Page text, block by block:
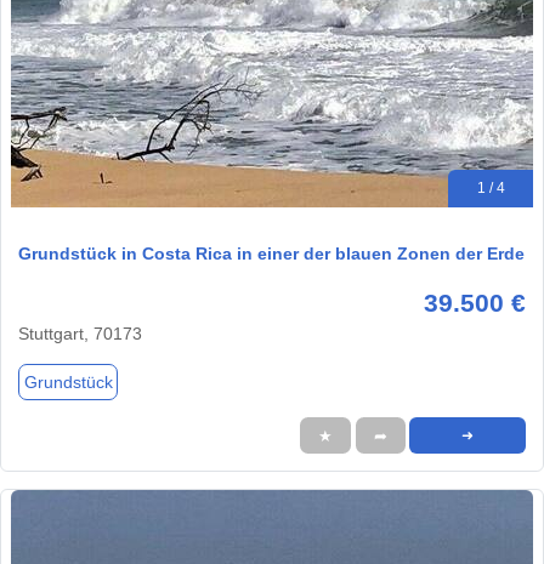
1 / 4
Grundstück in Costa Rica in einer der blauen Zonen der Erde
39.500 €
Stuttgart, 70173
Grundstück
★ ➦ ➜